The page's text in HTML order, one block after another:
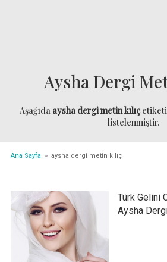
Aysha Dergi
Aşağıda aysha dergi metin kılıç
listelenmiştir.
Ana Sayfa » aysha dergi metin kılıç
Türk Gelini
Aysha